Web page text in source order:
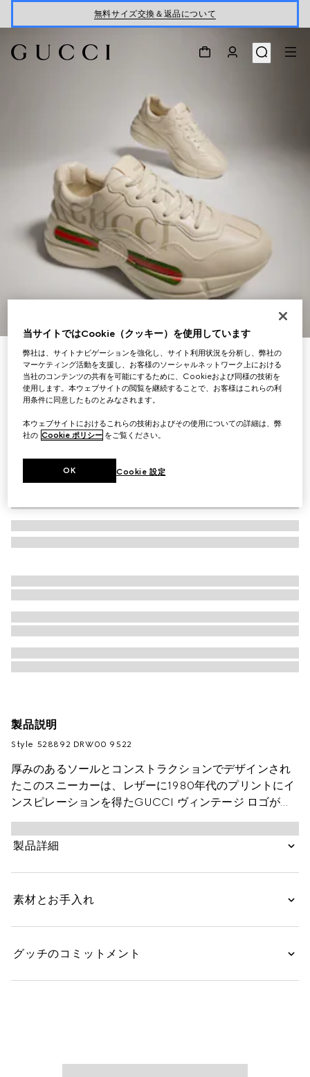
無料サイズ交換＆返品について
/9
Virtual Try-On
〔ライトン〕 ウィメンズ GUCCI ロゴ レザー スニーカ
￥174,900
製品説明
Style ‎528892 DRW00 9522
厚みのあるソールとコンストラクションでデザインされ
たこのスニーカーは、レザーに1980年代のプリントにイ
ンスピレーションを得たGUCCI ヴィンテージ ロゴがあ
しらわれ、レトロな雰囲気を醸します。
製品詳細
素材とお手入れ
グッチのコミットメント
当サイトではCookie（クッキー）を使用しています
弊社は、サイトナビゲーションを強化し、サイト利用状況を分析し、弊社の
マーケティング活動を支援し、お客様のソーシャルネットワーク上における
当社のコンテンツの共有を可能にするために、Cookieおよび同様の技術を
使用します。本ウェブサイトの閲覧を継続することで、お客様はこれらの利
用条件に同意したものとみなされます。
本ウェブサイトにおけるこれらの技術およびその使用についての詳細は、弊
社の Cookie ポリシー をご覧ください。
Cookie 設定
OK